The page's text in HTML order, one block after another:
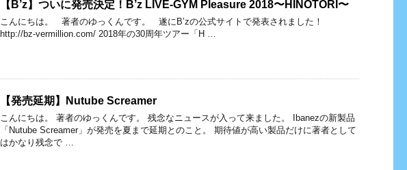
【B’z】ついに発売決定！B’z LIVE-GYM Pleasure 2018〜HINOTORI〜
こんにちは。 著者のゆっくんです。 遂にB’zの公式サイトで発表されました！
http://bz-vermillion.com/ 2018年の30周年ツアー「H …
【発売延期】Nutube Screamer
こんにちは。 著者のゆっくんです。 残念なニュースが入って来ました。 Ibanezの新製品
「Nutube Screamer」が発売を夏まで延期とのこと。 期待値が高い製品だけに著者として
はかなり残念で …